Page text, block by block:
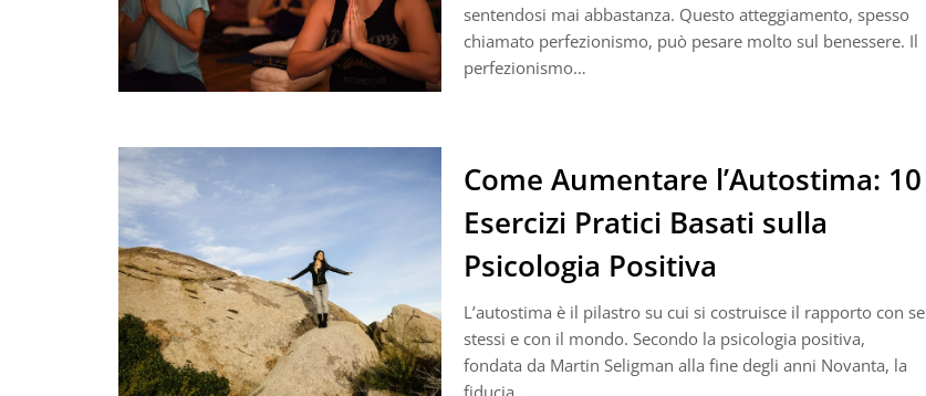
sentendosi mai abbastanza. Questo atteggiamento, spesso
chiamato perfezionismo, può pesare molto sul benessere. Il
perfezionismo…
Come Aumentare l’Autostima: 10
Esercizi Pratici Basati sulla
Psicologia Positiva
L’autostima è il pilastro su cui si costruisce il rapporto con se
stessi e con il mondo. Secondo la psicologia positiva,
fondata da Martin Seligman alla fine degli anni Novanta, la
fiducia…